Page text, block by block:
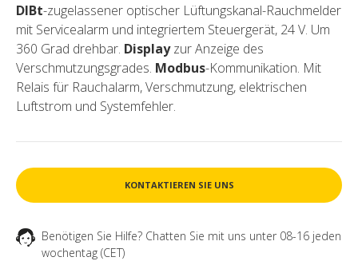
DIBt-zugelassener optischer Lüftungskanal-Rauchmelder
mit Servicealarm und integriertem Steuergerät, 24 V. Um
360 Grad drehbar. Displayzur Anzeige des
Verschmutzungsgrades. Modbus-Kommunikation. Mit
Relais für Rauchalarm, Verschmutzung, elektrischen
Luftstrom und Systemfehler.
KONTAKTIEREN SIE UNS
Benötigen Sie Hilfe? Chatten Sie mit uns unter 08-16 jeden
wochentag (CET)